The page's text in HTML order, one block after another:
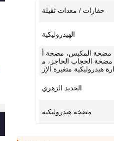
حفارات / معدات ثقيلة
الهيدروليكية
مضخة المكبس، مضخة أ
مضخة الحجاب الحاجز، م
هيدروليكية متغيرة الإز
الحديد الزهري
مضخة هيدروليكية